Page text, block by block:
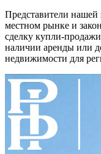
Представители
местном рынке и
сделку купли-
наличии аренды или
недвижимости для